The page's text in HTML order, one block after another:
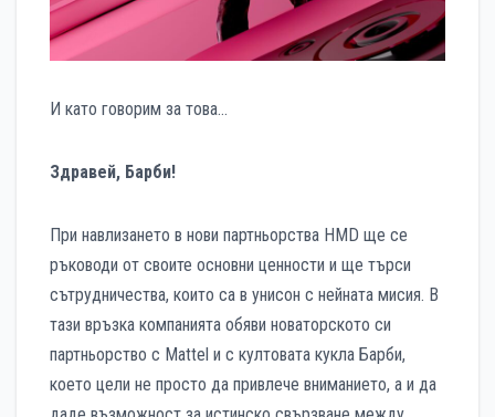
И като говорим за това…
Здравей, Барби!
При навлизането в нови партньорства HMD ще се
ръководи от своите основни ценности и ще търси
сътрудничества, които са в унисон с нейната мисия. В
тази връзка компанията обяви новаторското си
партньорство с Mattel и с култовата кукла Барби,
което цели не просто да привлече вниманието, а и да